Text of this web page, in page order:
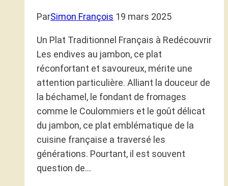
ParSimon François 19 mars 2025
Un Plat Traditionnel Français à Redécouvrir
Les endives au jambon, ce plat
réconfortant et savoureux, mérite une
attention particulière. Alliant la douceur de
la béchamel, le fondant de fromages
comme le Coulommiers et le goût délicat
du jambon, ce plat emblématique de la
cuisine française a traversé les
générations. Pourtant, il est souvent
question de…